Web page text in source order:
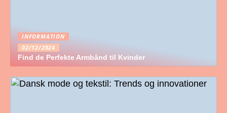
INFORMATION
02/12/2024
Find de Perfekte Armbånd til Kvinder